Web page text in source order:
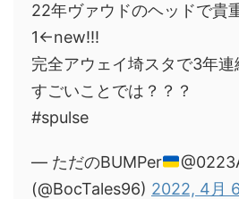
22年ヴァウドのヘッドで貴
1←new!!!
完全アウェイ埼スタで3年
すごいことでは？？？
#spulse
— ただのBUMPer
(@BocTales96) 2022, 4月 6